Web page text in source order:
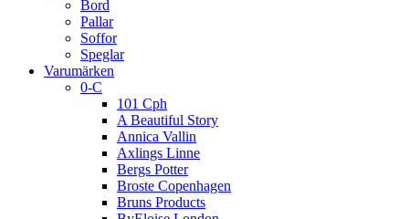
Bord
Pallar
Soffor
Speglar
Varumärken
0-C
101 Cph
A Beautiful Story
Annica Vallin
Axlings Linne
Bergs Potter
Broste Copenhagen
Bruns Products